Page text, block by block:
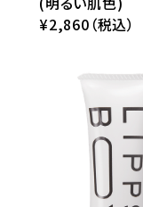
¥2,860（税込）